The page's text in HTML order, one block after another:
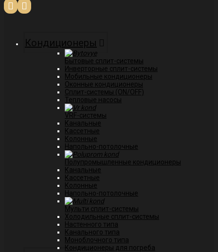
Кондиционеры
Бытовые сплит-системы
Инверторные сплит-системы
Мобильные кондиционеры
Оконные кондиционеры
Сплит-системы (ON/OFF)
Тепловые насосы
VRF-системы
Канальные
Касcетные
Колонные
Напольно-потолочные
Полупромышленные кондиционеры
Канальные
Кассетные
Колонные
Напольно-потолочные
Мульти сплит-системы
Холодильные сплит-системы
Настенного типа
Канального типа
Моноблочного типа
Кондиционеры для погреба